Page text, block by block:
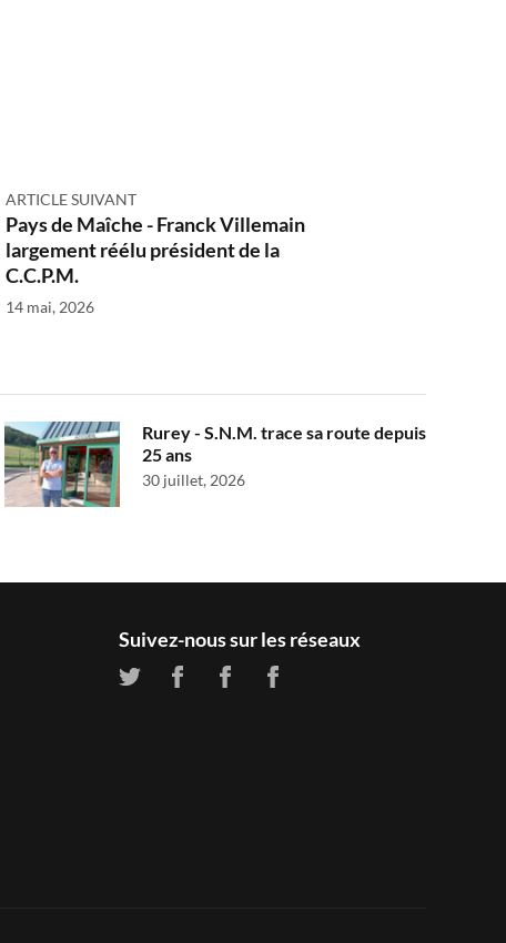
ARTICLE SUIVANT
Pays de Maîche - Franck Villemain
largement réélu président de la
C.C.P.M.
14 mai, 2026
Rurey - S.N.M. trace sa route depuis
25 ans
30 juillet, 2026
Suivez-nous sur les réseaux